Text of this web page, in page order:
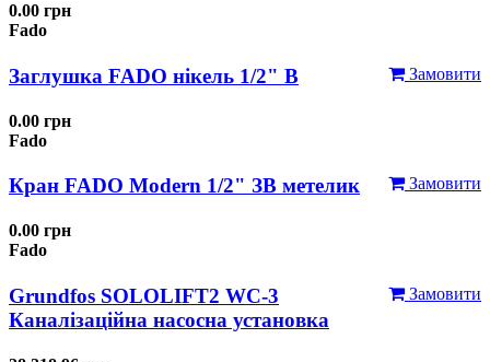
0.00 грн
Fado
Замовити
Заглушка FADO нікель 1/2" В
0.00 грн
Fado
Замовити
Кран FADO Modern 1/2" ЗВ метелик
0.00 грн
Fado
Замовити
Grundfos SOLOLIFT2 WC-3
Каналізаційна насосна установка